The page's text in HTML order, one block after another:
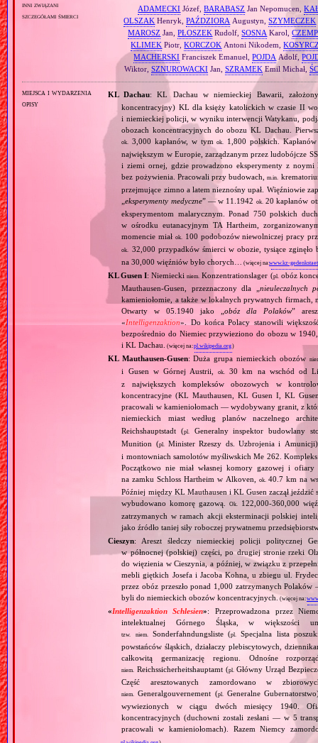
inni związani
szczegółami śmierci
ADAMECKI Józef,BARABASZ Jan Nepomucen,
OLSZAK Henryk,PAŹDZIORA Augustyn,SZYMECZEK
MAROSZ Jan,PŁOSZEK Rudolf,SOSNA Karol,
KLIMEK Piotr,KORCZOK Antoni Nikodem,
MACHERSKI Franciszek Emanuel,POJDA Adolf,
Wiktor, SZNUROWACKIJan, SZRAMEKEmil Michał,
miejsca i wydarzenia
opisy
KL Dachau: KL Dachau w niemieckiej Bawarii,
koncentracyjny) KL dla księży katolickich w czasie II
i niemieckiej policji, w wyniku interwencji Watykanu,
obozach koncentracyjnych do obozu KL Dachau.
ok. 3,000 kapłanów, w tymok.
1,800 polskich.
największym w Europie, zarządzanym przez ludobójcze
i ziemi ornej, gdzie prowadzono eksperymenty z
bez pożywienia. Pracowali przy budowach,m.in.
przejmujące zimno a latem nieznośny upał. Więźniowie
„eksperymenty medyczne” — w 11.1942 ok. 20 kapłanów
eksperymentom malarycznym. Ponad 750 polskich
w ośrodku eutanacyjnym TA Hartheim,
momencie miałok. 100 podobozów niewolniczej pracy
ok. 32,000 przypadków śmierci w obozie, tysiące
na 30,000 więźniów było chorych…
(więcej na:www.kz-
KL Gusen I: Niemieckiniem. Konzentrationslager (pl. obóz
Mauthausen‐Gusen, przeznaczony dla „ nieuleczalnych
kamieniołomie, a także w lokalnych prywatnych
Otwarty w 05.1940 jako „ obóz dla Polaków”
«Intelligenzaktion». Do końca Polacy stanowili
bezpośrednio do Niemiec przywieziono do obozu w
i KL Dachau.
(więcej na:pl.wikipedia.org)
KL Mauthausen‐Gusen: Duża grupa niemieckich obozów
i Gusen w Górnej Austrii,ok.
30 km na wschód od
z największych kompleksów obozowych w
koncentracyjne (KL Mauthausen, KL Gusen I, KL
pracowali w kamieniołomach — wydobywany granit, z
niemieckich miast według planów naczelnego
Reichshauptstadt (pl.
Generalny inspektor budowlany
Munition (pl. Minister Rzeszy ds. Uzbrojenia i
i montowniach samolotów myśliwskich Me 262.
Początkowo nie miał własnej komory gazowej i ofiary
na zamku Schloss Hartheim w Alkoven,
ok. 40.7 km na
Później między KL Mauthausen i KL Gusen zaczął
wybudowano komorę gazową.Ok.
122,000‐360,000
zatrzymanych w ramach akcji eksterminacji polskiej
jako źródło taniej siły roboczej prywatnemu
Cieszyn: Areszt śledczy niemieckiej policji politycznej
w północnej (polskiej) części, po drugiej stronie rzeki
do więzienia w Cieszynia, a później, w związku z
mebli giętkich Josefa i Jacoba Kohna, u zbiegu ul.
przez obóz przeszło ponad 1,000 zatrzymanych
byli do niemieckich obozów koncentracyjnych.
(więcej na:
«Intelligenzaktion Schlesien»: Przeprowadzona przez
intelektualnej Górnego Śląska, w większości
tzw. niem. Sonderfahndungsliste (pl.
Specjalna lista
powstańców śląskich, działaczy plebiscytowych,
całkowitą germanizację regionu. Odnośne
niem. Reichssicherheitshauptamt (pl. Główny Urząd
Część aresztowanych zamordowano w
niem. Generalgouvernement (pl.
Generalne
wywiezionych w ciągu dwóch miesięcy 1940.
koncentracyjnych (duchowni zostali zesłani — w 5
pracowali w kamieniołomach). Razem Niemcy